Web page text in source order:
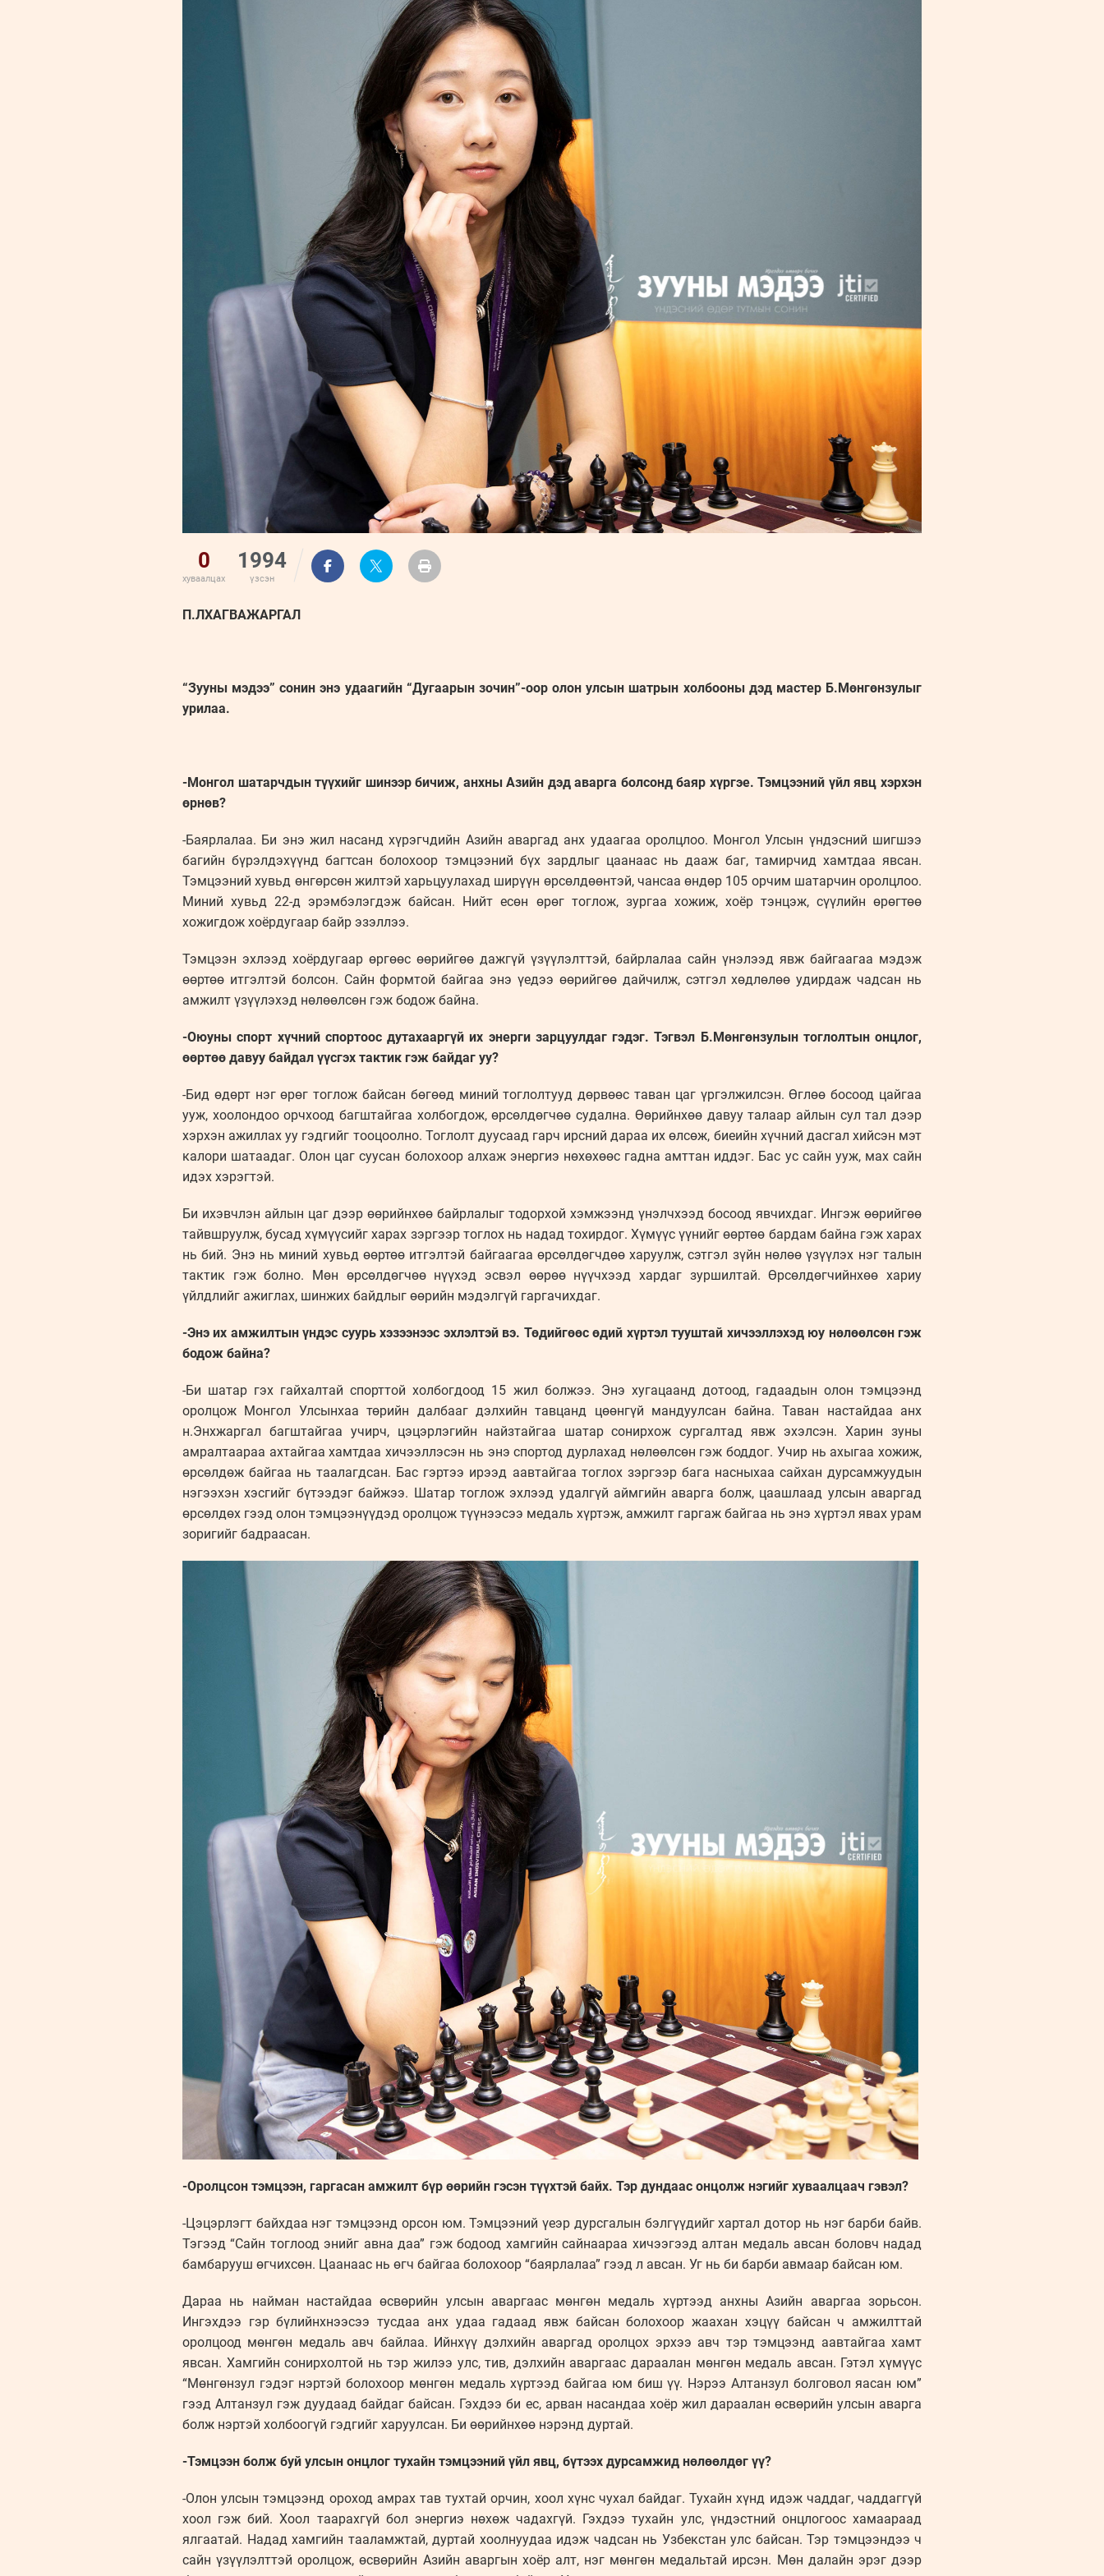
УРЛАГ
0
хуваалцах
1994
үзсэн
П.ЛХАГВАЖАРГАЛ
“Зууны мэдээ” сонин энэ удаагийн “Дугаарын зочин”-оор олон улсын шатрын холбооны дэд мастер Б.Мөнгөнзулыг
урилаа.
-Монгол шатарчдын түүхийг шинээр бичиж, анхны Азийн дэд аварга болсонд баяр хүргэе. Тэмцээний үйл явц хэрхэн
өрнөв?
-Баярлалаа. Би энэ жил насанд хүрэгчдийн Азийн аваргад анх удаагаа оролцлоо. Монгол Улсын үндэсний шигшээ
багийн бүрэлдэхүүнд багтсан болохоор тэмцээний бүх зардлыг цаанаас нь дааж баг, тамирчид хамтдаа явсан.
Тэмцээний хувьд өнгөрсөн жилтэй харьцуулахад ширүүн өрсөлдөөнтэй, чансаа өндөр 105 орчим шатарчин оролцлоо.
Миний хувьд 22-д эрэмбэлэгдэж байсан. Нийт есөн өрөг тоглож, зургаа хожиж, хоёр тэнцэж, сүүлийн өрөгтөө
хожигдож хоёрдугаар байр эзэллээ.
Тэмцээн эхлээд хоёрдугаар өргөөс өөрийгөө дажгүй үзүүлэлттэй, байрлалаа сайн үнэлээд явж байгаагаа мэдэж
өөртөө итгэлтэй болсон. Сайн формтой байгаа энэ үедээ өөрийгөө дайчилж, сэтгэл хөдлөлөө удирдаж чадсан нь
амжилт үзүүлэхэд нөлөөлсөн гэж бодож байна.
-Оюуны спорт хүчний спортоос дутахааргүй их энерги зарцуулдаг гэдэг. Тэгвэл Б.Мөнгөнзулын тоглолтын онцлог,
өөртөө давуу байдал үүсгэх тактик гэж байдаг уу?
-Бид өдөрт нэг өрөг тоглож байсан бөгөөд миний тоглолтууд дөрвөөс таван цаг үргэлжилсэн. Өглөө босоод цайгаа
ууж, хоолондоо орчхоод багштайгаа холбогдож, өрсөлдөгчөө судална. Өөрийнхөө давуу талаар айлын сул тал дээр
хэрхэн ажиллах уу гэдгийг тооцоолно. Тоглолт дуусаад гарч ирсний дараа их өлсөж, биеийн хүчний дасгал хийсэн мэт
калори шатаадаг. Олон цаг суусан болохоор алхаж энергиэ нөхөхөөс гадна амттан иддэг. Бас ус сайн ууж, мах сайн
идэх хэрэгтэй.
Би ихэвчлэн айлын цаг дээр өөрийнхөө байрлалыг тодорхой хэмжээнд үнэлчхээд босоод явчихдаг. Ингэж өөрийгөө
тайвшруулж, бусад хүмүүсийг харах зэргээр тоглох нь надад тохирдог. Хүмүүс үүнийг өөртөө бардам байна гэж харах
нь бий. Энэ нь миний хувьд өөртөө итгэлтэй байгаагаа өрсөлдөгчдөө харуулж, сэтгэл зүйн нөлөө үзүүлэх нэг талын
тактик гэж болно. Мөн өрсөлдөгчөө нүүхэд эсвэл өөрөө нүүчхээд хардаг зуршилтай. Өрсөлдөгчийнхөө хариу
үйлдлийг ажиглах, шинжих байдлыг өөрийн мэдэлгүй гаргачихдаг.
-Энэ их амжилтын үндэс суурь хэзээнээс эхлэлтэй вэ. Төдийгөөс өдий хүртэл тууштай хичээллэхэд юу нөлөөлсөн гэж
бодож байна?
-Би шатар гэх гайхалтай спорттой холбогдоод 15 жил болжээ. Энэ хугацаанд дотоод, гадаадын олон тэмцээнд
оролцож Монгол Улсынхаа төрийн далбааг дэлхийн тавцанд цөөнгүй мандуулсан байна. Таван настайдаа анх
н.Энхжаргал багштайгаа учирч, цэцэрлэгийн найзтайгаа шатар сонирхож сургалтад явж эхэлсэн. Харин зуны
амралтаараа ахтайгаа хамтдаа хичээллэсэн нь энэ спортод дурлахад нөлөөлсөн гэж боддог. Учир нь ахыгаа хожиж,
өрсөлдөж байгаа нь таалагдсан. Бас гэртээ ирээд аавтайгаа тоглох зэргээр бага насныхаа сайхан дурсамжуудын
нэгээхэн хэсгийг бүтээдэг байжээ. Шатар тоглож эхлээд удалгүй аймгийн аварга болж, цаашлаад улсын аваргад
өрсөлдөх гээд олон тэмцээнүүдэд оролцож түүнээсээ медаль хүртэж, амжилт гаргаж байгаа нь энэ хүртэл явах урам
зоригийг бадраасан.
-Оролцсон тэмцээн, гаргасан амжилт бүр өөрийн гэсэн түүхтэй байх. Тэр дундаас онцолж нэгийг хуваалцаач гэвэл?
-Цэцэрлэгт байхдаа нэг тэмцээнд орсон юм. Тэмцээний үеэр дурсгалын бэлгүүдийг хартал дотор нь нэг барби байв.
Тэгээд “Сайн тоглоод энийг авна даа” гэж бодоод хамгийн сайнаараа хичээгээд алтан медаль авсан боловч надад
бамбарууш өгчихсөн. Цаанаас нь өгч байгаа болохоор “баярлалаа” гээд л авсан. Уг нь би барби авмаар байсан юм.
Дараа нь найман настайдаа өсвөрийн улсын аваргаас мөнгөн медаль хүртээд анхны Азийн аваргаа зорьсон.
Ингэхдээ гэр бүлийнхнээсээ тусдаа анх удаа гадаад явж байсан болохоор жаахан хэцүү байсан ч амжилттай
оролцоод мөнгөн медаль авч байлаа. Ийнхүү дэлхийн аваргад оролцох эрхээ авч тэр тэмцээнд аавтайгаа хамт
явсан. Хамгийн сонирхолтой нь тэр жилээ улс, тив, дэлхийн аваргаас дараалан мөнгөн медаль авсан. Гэтэл хүмүүс
“Мөнгөнзул гэдэг нэртэй болохоор мөнгөн медаль хүртээд байгаа юм биш үү. Нэрээ Алтанзул болговол яасан юм”
гээд Алтанзул гэж дуудаад байдаг байсан. Гэхдээ би ес, арван насандаа хоёр жил дараалан өсвөрийн улсын аварга
болж нэртэй холбоогүй гэдгийг харуулсан. Би өөрийнхөө нэрэнд дуртай.
-Тэмцээн болж буй улсын онцлог тухайн тэмцээний үйл явц, бүтээх дурсамжид нөлөөлдөг үү?
-Олон улсын тэмцээнд ороход амрах тав тухтай орчин, хоол хүнс чухал байдаг. Тухайн хүнд идэж чаддаг, чаддаггүй
хоол гэж бий. Хоол таарахгүй бол энергиэ нөхөж чадахгүй. Гэхдээ тухайн улс, үндэстний онцлогоос хамаараад
ялгаатай. Надад хамгийн тааламжтай, дуртай хоолнуудаа идэж чадсан нь Узбекстан улс байсан. Тэр тэмцээндээ ч
сайн үзүүлэлттэй оролцож, өсвөрийн Азийн аваргын хоёр алт, нэг мөнгөн медальтай ирсэн. Мөн далайн эрэг дээр